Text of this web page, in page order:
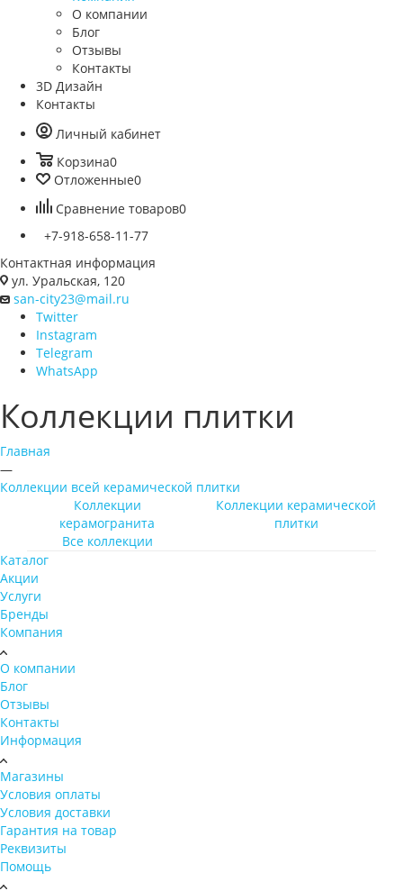
О компании
Блог
Отзывы
Контакты
3D Дизайн
Контакты
Личный кабинет
Корзина0
Отложенные0
Сравнение товаров0
+7-918-658-11-77
Контактная информация
ул. Уральская, 120
san-city23@mail.ru
Twitter
Instagram
Telegram
WhatsApp
Коллекции плитки
Главная
—
Коллекции всей керамической плитки
Коллекции
керамогранита
Коллекции керамической
плитки
Все коллекции
Каталог
Акции
Услуги
Бренды
Компания
О компании
Блог
Отзывы
Контакты
Информация
Магазины
Условия оплаты
Условия доставки
Гарантия на товар
Реквизиты
Помощь